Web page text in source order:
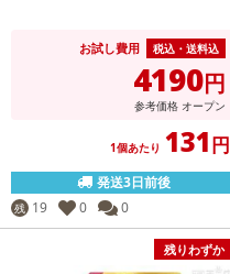
お試し費用 税込・送料込
4190円
参考価格 オープン
1個あたり 131円
発送3日前後
残 19 0 0
残りわずか